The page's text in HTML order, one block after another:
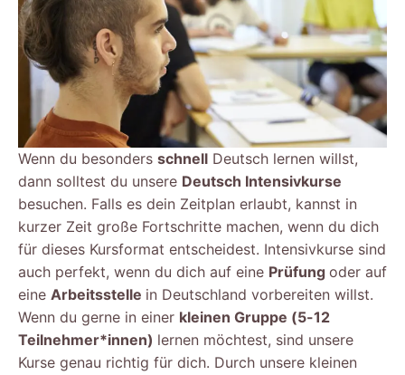
Wenn du besonders schnell Deutsch lernen willst,
dann solltest du unsere Deutsch Intensivkurse
besuchen. Falls es dein Zeitplan erlaubt, kannst in
kurzer Zeit große Fortschritte machen, wenn du dich
für dieses Kursformat entscheidest. Intensivkurse sind
auch perfekt, wenn du dich auf eine Prüfung oder auf
eine Arbeitsstelle in Deutschland vorbereiten willst.
Wenn du gerne in einer kleinen Gruppe (5-12
Teilnehmer*innen) lernen möchtest, sind unsere
Kurse genau richtig für dich. Durch unsere kleinen